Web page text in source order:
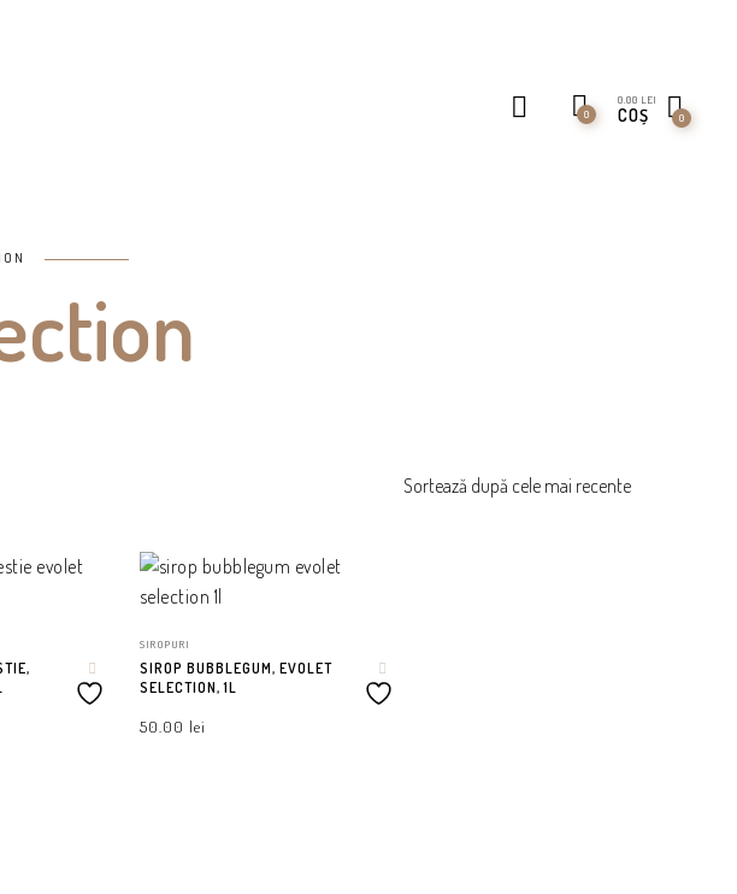
0
0.00 LEI
COȘ 0
SIROPURI
SIROP BUBBLEGUM, EVOLET
SELECTION, 1L
50.00 lei